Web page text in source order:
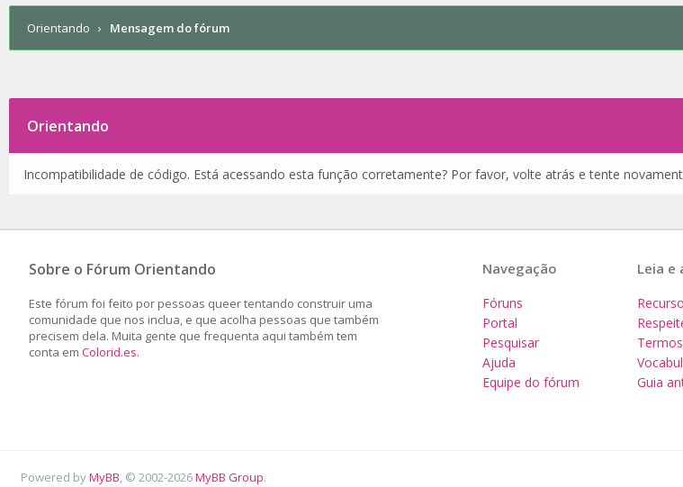
Orientando › Mensagem do fórum
Orientando
Incompatibilidade de código. Está acessando esta função corretamente? Por favor, volte atrás e tente
Sobre o Fórum Orientando
Este fórum foi feito por pessoas queer tentando construir uma
comunidade que nos inclua, e que acolha pessoas que também
precisem dela. Muita gente que frequenta aqui também tem
conta em Colorid.es.
Leia e
Guia
Navegação
Fóruns
Portal
Pesquisar
Ajuda
Equipe do fórum
Powered byMyBB , © 2002-2026MyBB Group.